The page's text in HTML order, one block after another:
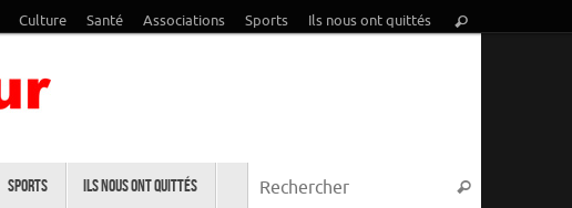
Culture Santé Associations Sports Ils nous ont quittés
pour
Rechercher
Sports Ils nous ont quittés Rechercher